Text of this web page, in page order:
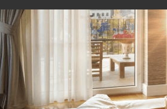
PL(zł)